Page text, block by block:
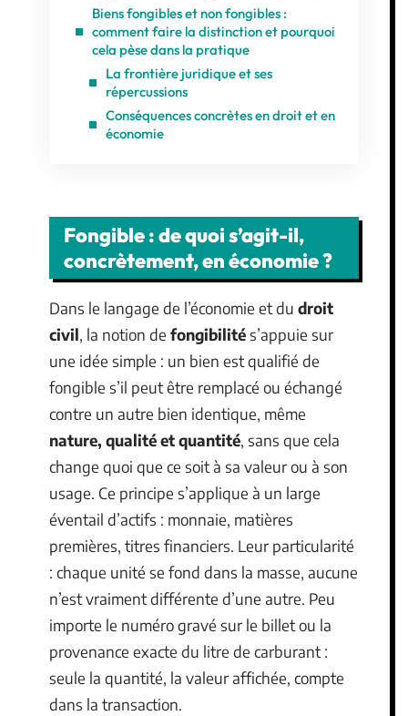
Biens fongibles et non fongibles :
comment faire la distinction et pourquoi
cela pèse dans la pratique
La frontière juridique et ses
répercussions
Conséquences concrètes en droit et en
économie
Fongible : de quoi s’agit-il,
concrètement, en économie ?
Dans le langage de l’économie et du droit
civil, la notion de fongibilités’appuie sur
une idée simple : un bien est qualifié de
fongible s’il peut être remplacé ou échangé
contre un autre bien identique, même
nature, qualité et quantité, sans que cela
change quoi que ce soit à sa valeur ou à son
usage. Ce principe s’applique à un large
éventail d’actifs : monnaie, matières
premières, titres financiers. Leur particularité
: chaque unité se fond dans la masse, aucune
n’est vraiment différente d’une autre. Peu
importe le numéro gravé sur le billet ou la
provenance exacte du litre de carburant :
seule la quantité, la valeur affichée, compte
dans la transaction.